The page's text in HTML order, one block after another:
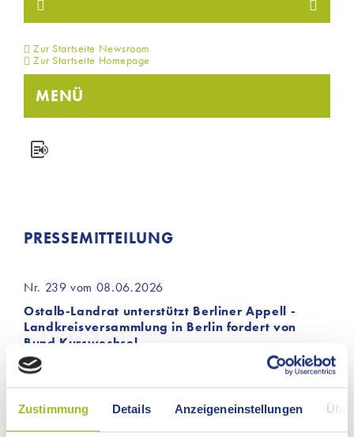
Zustimmung Details Anzeigeneinstellungen
Zur Startseite Newsroom
Zur Startseite Homepage
MENÜ
PRESSEMITTEILUNG
Nr. 239 vom 08.06.2026
Ostalb-Landrat unterstützt Berliner Appell -
Landkreisversammlung in Berlin fordert von
Bund Kurswechsel
Am 8. und 9. Juni tagt in Berlin die
Bundestagsabgeordnete sowie weitere Gäste aus Politik,
Wirtschaft, von Verbänden und Organisationen